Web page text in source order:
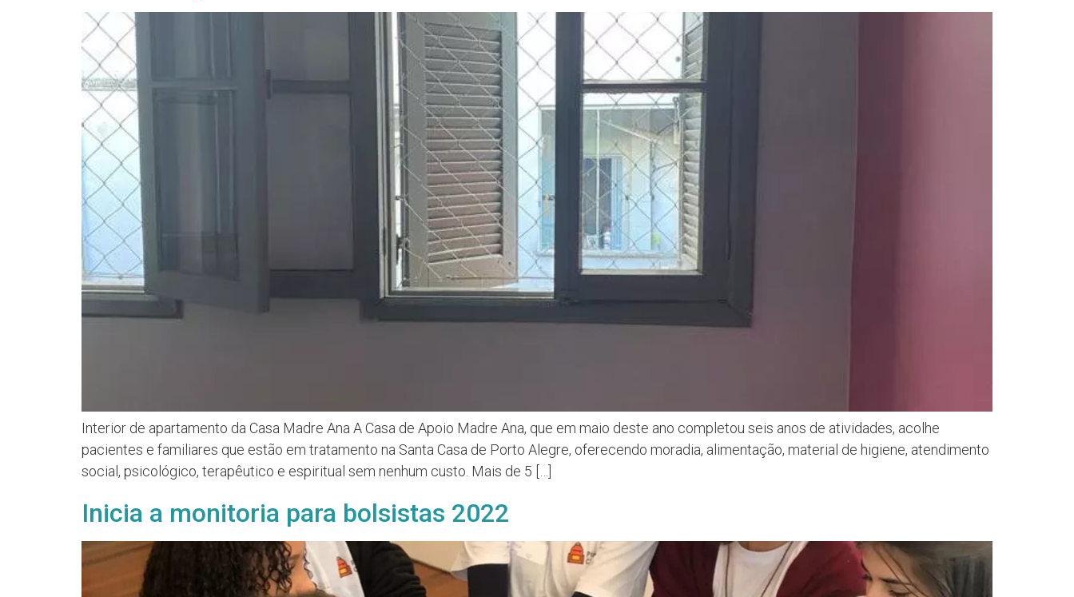
Interior de apartamento da Casa Madre Ana A Casa de Apoio Madre Ana, que em maio deste ano completou seis anos de atividades, acolhe
pacientes e familiares que estão em tratamento na Santa Casa de Porto Alegre, oferecendo moradia, alimentação, material de higiene, atendimento
social, psicológico, terapêutico e espiritual sem nenhum custo. Mais de 5 […]
Inicia a monitoria para bolsistas 2022